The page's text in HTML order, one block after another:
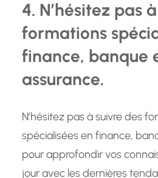
4. N’hésitez pas
formations
finance, banque
assurance.
N’hésitez pas à suivre des
spécialisées en finance,
pour approfondir vos
jour avec les dernières